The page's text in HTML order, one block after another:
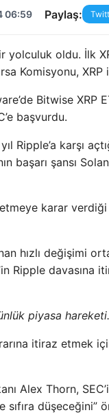
06:59 Paylaş:
oldu. İlk
Komisyonu, XRP
Bitwise XRP
başvurdu.
Ripple’a karşı
başarı şansı
karar
hızlı değişimi
Ripple davasına
piyasa
itiraz
Alex Thorn,
sıfıra düşeceğini”